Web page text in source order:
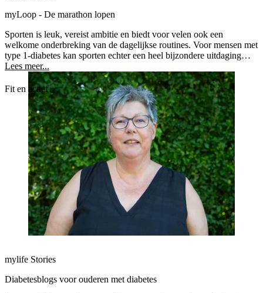
myLoop - De marathon lopen
Sporten is leuk, vereist ambitie en biedt voor velen ook een
welkome onderbreking van de dagelijkse routines. Voor mensen met
type 1-diabetes kan sporten echter een heel bijzondere uitdaging
vormen. De reden hiervoor is dat fysieke inspanning de
glucosehuishouding op de proef stelt.
Lees meer...
Fit en actief
mylife Stories
Diabetesblogs voor ouderen met diabetes